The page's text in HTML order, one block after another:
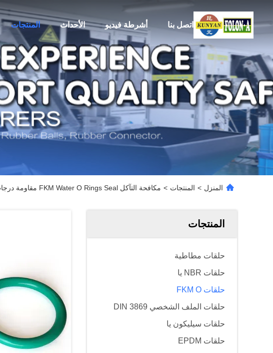
المنتجات الأحداث أشرطة فيديو اتصل بنا
المنزل > المنتجات > مكافحة التآكل FKM Water O Rings Seal مقاومة درجات الحرارة العالية لنظام الوقود
المنتجات
حلقات مطاطية
حلقات NBR يا
حلقات FKM O
حلقات الملف الشخصي DIN 3869
حلقات سيليكون يا
حلقات EPDM